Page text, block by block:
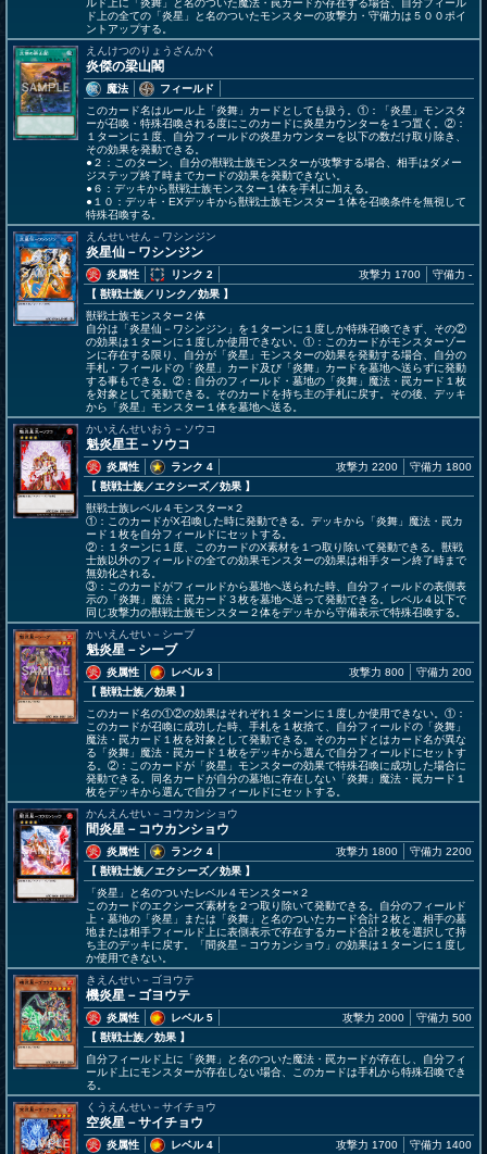
ルド上に「炎舞」と名のついた魔法・罠カードが存在する場合、自分フィール
ド上の全ての「炎星」と名のついたモンスターの攻撃力・守備力は５００ポイ
ントアップする。
えんけつのりょうざんかく
炎傑の梁山閣
魔法
フィールド
このカード名はルール上「炎舞」カードとしても扱う。①：「炎星」モンスタ
ーが召喚・特殊召喚される度にこのカードに炎星カウンターを１つ置く。②：
１ターンに１度、自分フィールドの炎星カウンターを以下の数だけ取り除き、
その効果を発動できる。
●２：このターン、自分の獣戦士族モンスターが攻撃する場合、相手はダメー
ジステップ終了時までカードの効果を発動できない。
●６：デッキから獣戦士族モンスター１体を手札に加える。
●１０：デッキ・EXデッキから獣戦士族モンスター１体を召喚条件を無視して
特殊召喚する。
えんせいせん－ワシンジン
炎星仙－ワシンジン
炎属性
リンク 2
【 獣戦士族／リンク／効果 】
攻撃力 1700 守備力 -
獣戦士族モンスター２体
自分は「炎星仙－ワシンジン」を１ターンに１度しか特殊召喚できず、その②
の効果は１ターンに１度しか使用できない。①：このカードがモンスターゾー
ンに存在する限り、自分が「炎星」モンスターの効果を発動する場合、自分の
手札・フィールドの「炎星」カード及び「炎舞」カードを墓地へ送らずに発動
する事もできる。②：自分のフィールド・墓地の「炎舞」魔法・罠カード１枚
を対象として発動できる。そのカードを持ち主の手札に戻す。その後、デッキ
から「炎星」モンスター１体を墓地へ送る。
かいえんせいおう－ソウコ
魁炎星王－ソウコ
炎属性
ランク 4
【 獣戦士族／エクシーズ／効果 】
攻撃力 2200 守備力 1800
獣戦士族レベル４モンスター×２
①：このカードがX召喚した時に発動できる。デッキから「炎舞」魔法・罠カ
ード１枚を自分フィールドにセットする。
②：１ターンに１度、このカードのX素材を１つ取り除いて発動できる。獣戦
士族以外のフィールドの全ての効果モンスターの効果は相手ターン終了時まで
無効化される。
③：このカードがフィールドから墓地へ送られた時、自分フィールドの表側表
示の「炎舞」魔法・罠カード３枚を墓地へ送って発動できる。レベル４以下で
同じ攻撃力の獣戦士族モンスター２体をデッキから守備表示で特殊召喚する。
かいえんせい－シーブ
魁炎星－シーブ
炎属性
レベル 3
【 獣戦士族／効果 】
攻撃力 800 守備力 200
このカード名の①②の効果はそれぞれ１ターンに１度しか使用できない。①：
このカードが召喚に成功した時、手札を１枚捨て、自分フィールドの「炎舞」
魔法・罠カード１枚を対象として発動できる。そのカードとはカード名が異な
る「炎舞」魔法・罠カード１枚をデッキから選んで自分フィールドにセットす
る。②：このカードが「炎星」モンスターの効果で特殊召喚に成功した場合に
発動できる。同名カードが自分の墓地に存在しない「炎舞」魔法・罠カード１
枚をデッキから選んで自分フィールドにセットする。
かんえんせい－コウカンショウ
間炎星－コウカンショウ
炎属性
ランク 4
【 獣戦士族／エクシーズ／効果 】
攻撃力 1800 守備力 2200
「炎星」と名のついたレベル４モンスター×２
このカードのエクシーズ素材を２つ取り除いて発動できる。自分のフィールド
上・墓地の「炎星」または「炎舞」と名のついたカード合計２枚と、相手の墓
地または相手フィールド上に表側表示で存在するカード合計２枚を選択して持
ち主のデッキに戻す。「間炎星－コウカンショウ」の効果は１ターンに１度し
か使用できない。
きえんせい－ゴヨウテ
機炎星－ゴヨウテ
炎属性
レベル 5
【 獣戦士族／効果 】
攻撃力 2000 守備力 500
自分フィールド上に「炎舞」と名のついた魔法・罠カードが存在し、自分フィ
ールド上にモンスターが存在しない場合、このカードは手札から特殊召喚でき
る。
くうえんせい－サイチョウ
空炎星－サイチョウ
炎属性
レベル 4
攻撃力 1700 守備力 1400